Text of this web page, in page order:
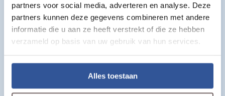
partners voor social media, adverteren en analyse. Deze
partners kunnen deze gegevens combineren met andere
informatie die u aan ze heeft verstrekt of die ze hebben
verzameld op basis van uw gebruik van hun services.
Alles toestaan